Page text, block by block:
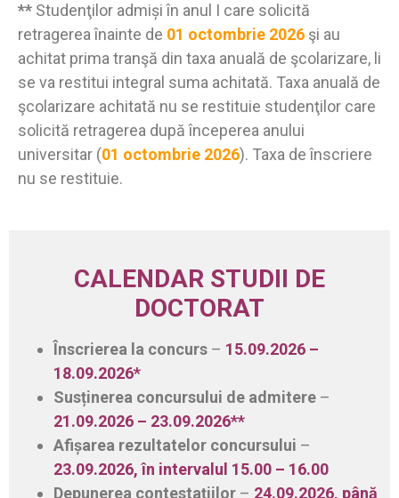
** Studenţilor admiși în anul I care solicită
retragerea înainte de 01 octombrie 2026 şi au
achitat prima tranşă din taxa anuală de şcolarizare, li
se va restitui integral suma achitată. Taxa anuală de
şcolarizare achitată nu se restituie studenţilor care
solicită retragerea după începerea anului
universitar (01 octombrie 2026). Taxa de înscriere
nu se restituie.
CALENDAR STUDII DE
DOCTORAT
Înscrierea la concurs – 15.09.2026 –
18.09.2026*
Susținerea concursului de admitere –
21.09.2026 – 23.09.2026**
Afișarea rezultatelor concursului –
23.09.2026, în intervalul 15.00 – 16.00
Depunerea contestațiilor – 24.09.2026, până